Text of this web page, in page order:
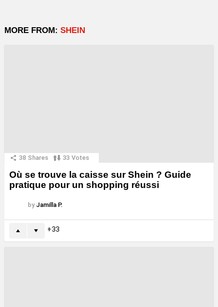
MORE FROM: SHEIN
38 Shares 33 Votes
Où se trouve la caisse sur Shein ? Guide
pratique pour un shopping réussi
by Jamilla P.
33